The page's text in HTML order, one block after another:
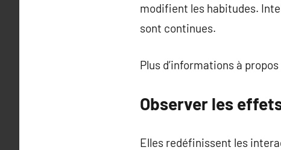
modifient les habitudes.
sont continues.
Plus d’informations à propos
Observer les
Elles redéfinissent les